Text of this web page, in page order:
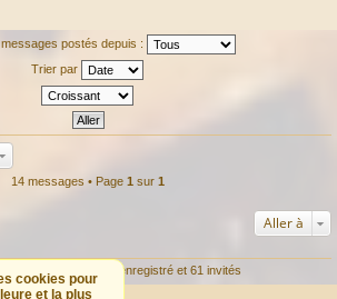
postés depuis :
Trier par
14 messages • Page 1 sur 1
Aller à
: Aucun utilisateur enregistré et 61 invités
cookies pour
et la plus